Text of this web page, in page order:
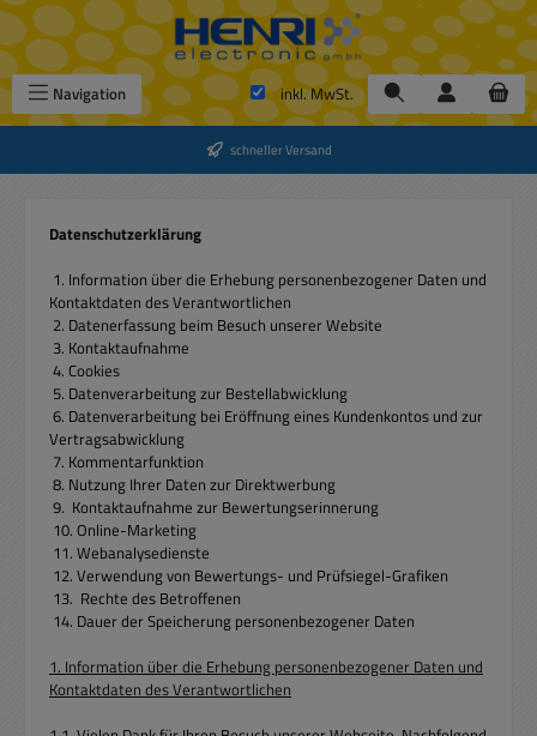
Zum Hauptinhalt springen
Navigation inkl. MwSt.
schneller Versand
Datenschutzerklärung
1. Information über die Erhebung personenbezogener Daten und
Kontaktdaten des Verantwortlichen
2. Datenerfassung beim Besuch unserer Website
3. Kontaktaufnahme
4. Cookies
5. Datenverarbeitung zur Bestellabwicklung
6. Datenverarbeitung bei Eröffnung eines Kundenkontos und zur
Vertragsabwicklung
7. Kommentarfunktion
8. Nutzung Ihrer Daten zur Direktwerbung
9. Kontaktaufnahme zur Bewertungserinnerung
10. Online-Marketing
11. Webanalysedienste
12. Verwendung von Bewertungs- und Prüfsiegel-Grafiken
13. Rechte des Betroffenen
14. Dauer der Speicherung personenbezogener Daten
1. Information über die Erhebung personenbezogener Daten und
Kontaktdaten des Verantwortlichen